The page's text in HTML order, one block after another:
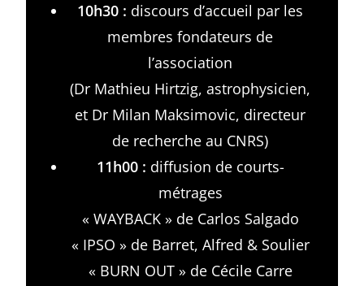
10h30 : discours d’accueil par les
membres fondateurs de
l’association
(Dr Mathieu Hirtzig, astrophysicien,
et Dr Milan Maksimovic, directeur
de recherche au CNRS)
11h00 : diffusion de courts-
métrages
« WAYBACK » de Carlos Salgado
« IPSO » de Barret, Alfred & Soulier
« BURN OUT » de Cécile Carre